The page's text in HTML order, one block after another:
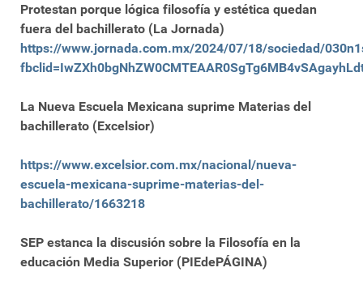
Protestan porque lógica filosofía y estética quedan
fuera del bachillerato (La Jornada)
https://www.jornada.com.mx/2024/07/18/sociedad/
La Nueva Escuela Mexicana suprime Materias del
bachillerato (Excelsior)
https://www.excelsior.com.mx/nacional/nueva-
escuela-mexicana-suprime-materias-del-
bachillerato/1663218
SEP estanca la discusión sobre la Filosofía en la
educación Media Superior (PIEdePÁGINA)